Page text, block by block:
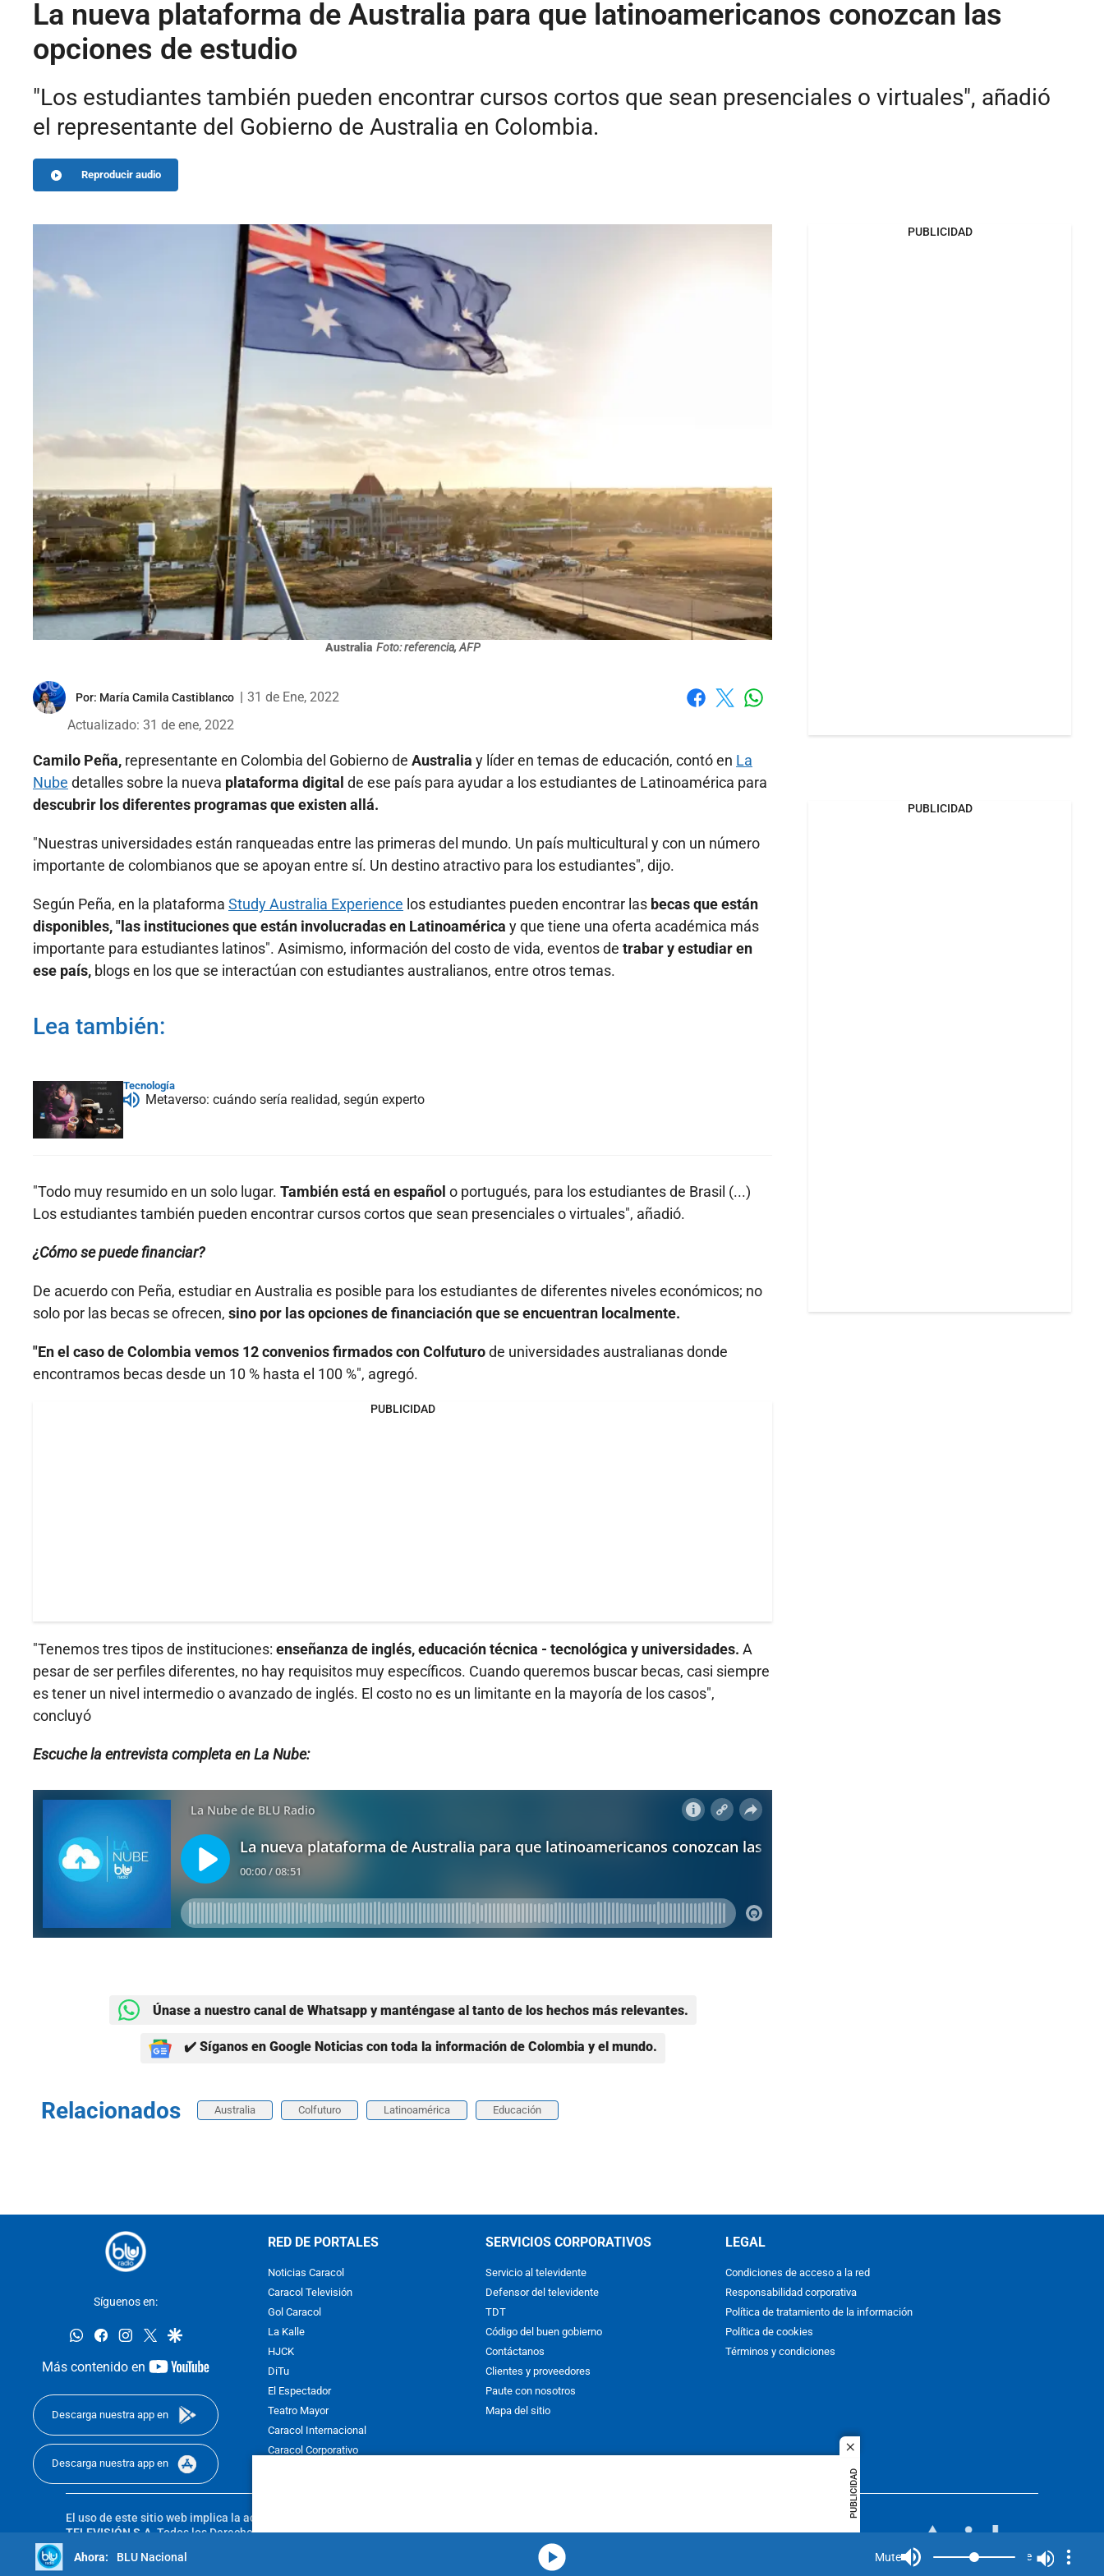
close
PUBLICIDAD
La nueva plataforma de Australia para que latinoamericanos conozcan las
opciones de estudio
"Los estudiantes también pueden encontrar cursos cortos que sean presenciales o virtuales", añadió
el representante del Gobierno de Australia en Colombia.
Reproducir audio
Australia Foto: referencia, AFP
Por: María Camila Castiblanco
31 de Ene, 2022
Actualizado: 31 de ene, 2022
Camilo Peña, representante en Colombia del Gobierno de Australia y líder en temas de educación, contó en La
Nube detalles sobre la nueva plataforma digital de ese país para ayudar a los estudiantes de Latinoamérica para
descubrir los diferentes programas que existen allá.
"Nuestras universidades están ranqueadas entre las primeras del mundo. Un país multicultural y con un número
importante de colombianos que se apoyan entre sí. Un destino atractivo para los estudiantes", dijo.
Según Peña, en la plataforma Study Australia Experience los estudiantes pueden encontrar las becas que están
disponibles, "las instituciones que están involucradas en Latinoamérica y que tiene una oferta académica más
importante para estudiantes latinos". Asimismo, información del costo de vida, eventos de trabar y estudiar en
ese país, blogs en los que se interactúan con estudiantes australianos, entre otros temas.
Lea también:
Tecnología
Metaverso: cuándo sería realidad, según experto
"Todo muy resumido en un solo lugar. También está en español o portugués, para los estudiantes de Brasil (...)
Los estudiantes también pueden encontrar cursos cortos que sean presenciales o virtuales", añadió.
¿Cómo se puede financiar?
De acuerdo con Peña, estudiar en Australia es posible para los estudiantes de diferentes niveles económicos; no
solo por las becas se ofrecen, sino por las opciones de financiación que se encuentran localmente.
"En el caso de Colombia vemos 12 convenios firmados con Colfuturode universidades australianas donde
encontramos becas desde un 10 % hasta el 100 %", agregó.
PUBLICIDAD
"Tenemos tres tipos de instituciones: enseñanza de inglés, educación técnica - tecnológica y universidades. A
pesar de ser perfiles diferentes, no hay requisitos muy específicos. Cuando queremos buscar becas, casi siempre
es tener un nivel intermedio o avanzado de inglés. El costo no es un limitante en la mayoría de los casos",
concluyó
Escuche la entrevista completa en La Nube:
Únase a nuestro canal de Whatsapp y manténgase al tanto de los hechos más relevantes.
✔️ Síganos en Google Noticias con toda la información de Colombia y el mundo.
Relacionados Australia Colfuturo Latinoamérica Educación
PUBLICIDAD
PUBLICIDAD
Síguenos en:
whatsappfacebookinstagram
twittergoogle
Más contenido en
youtube-
Descarga nuestra app en
Descarga nuestra app en
RED DE PORTALES
Noticias Caracol
Caracol Televisión
Gol Caracol
La Kalle
HJCK
DiTu
El Espectador
Teatro Mayor
Caracol Internacional
Caracol Corporativo
SERVICIOS CORPORATIVOS
Servicio al televidente
Defensor del televidente
TDT
Código del buen gobierno
Contáctanos
Clientes y proveedores
Paute con nosotros
Mapa del sitio
LEGAL
Condiciones de acceso a la red
Responsabilidad corporativa
Política de tratamiento de la información
Política de cookies
Términos y condiciones
El uso de este sitio web implica la aceptación de los
TELEVISIÓN S.A.Todos los Derechos Reservados D.R.A. Prohibida su reproducción total o parcial, así como su traducción a cualquier idioma
sin autorización escrita de su titular. Reproduction in whole or in part, or translation without written permission is prohibited. All rights
reserved 2025.BLU Nacional
Mute Mute